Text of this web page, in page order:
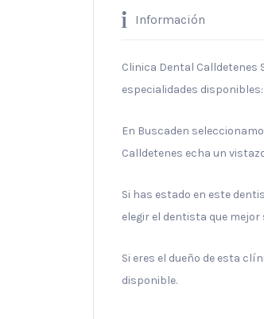
Información
Clinica Dental Calldetenes
especialidades
En Buscaden
Calldetenes echa un
Si has estado en este
elegir el dentista que
Si eres el dueño de esta
disponible.